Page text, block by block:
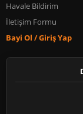
Havale Bildirim
İletişim Formu
Bayi Ol / Giriş Yap